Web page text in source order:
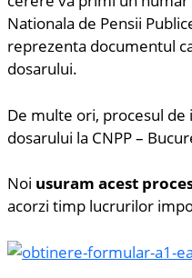
Nationala de Pensii
reprezenta documentul
dosarului.
De multe ori, procesul
dosarului la CNPP –
Noi usuram acest
acorzi timp lucrurilor